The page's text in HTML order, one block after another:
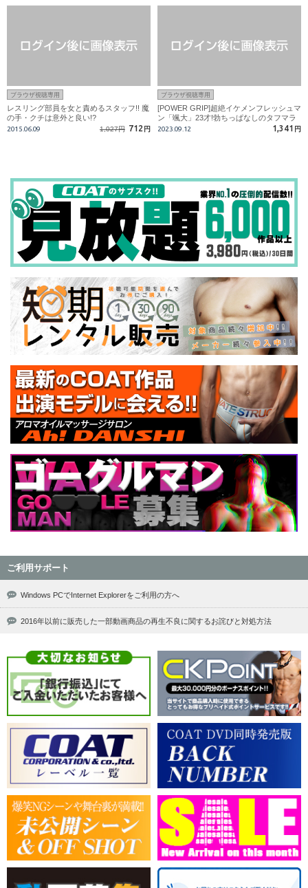
ブラウザ視聴専用
レスリング部員を女と責めるスタッフ!! 魔
の手・クチは意外と良い!?
2015.06.09 1,027円 712 円
ブラウザ視聴専用
[POWER GRIP]超絶イケメンフレッシュマ
ン「颯大」23才!勃ちっぱなしのタフマラ
でガン突く初激タチ!!
2023.09.12 1,341 円
ご利用サポート
Windows PCでInternet Explorerをご利用の方へ
2016年以前に販売した一部動画商品の再生不良に関するお詫びと対処方法